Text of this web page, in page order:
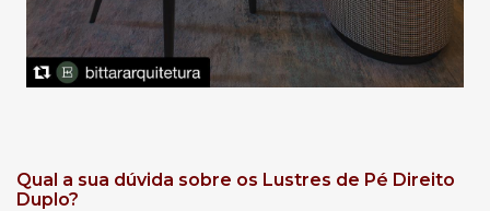
Qual a sua dúvida sobre os Lustres de Pé Direito
Duplo?